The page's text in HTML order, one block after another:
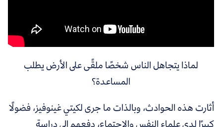
لماذا يتجاهل الناس شخصًا ملقًى على الأرض يطلب
المساعدة؟
أثارت هذه الحوادث، وبالذات ما جرى لكيتي غينوفيز، فضولًا